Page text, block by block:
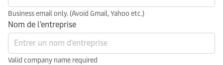
Business email only. (Avoid Gmail, Yahoo etc.)
Nom de l'entreprise
Valid company name required